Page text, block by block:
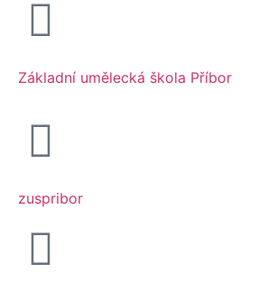
Základní umělecká škola Příbor
zuspribor